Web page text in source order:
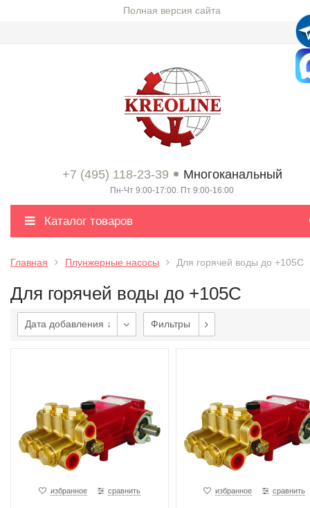
Полная версия сайта
+7 (495) 118-23-39 Многоканальный
Пн-Чт 9:00-17:00. Пт 9:00-16:00
Каталог товаров
Главная Плунжерные насосы Для горячей воды до +105С
Для горячей воды до +105С
Дата добавления ↓ Фильтры
избранное сравнить избранное сравнить